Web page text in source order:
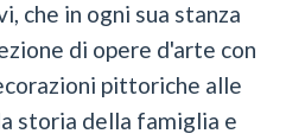
che in ogni sua stanza
di opere d'arte con
pittoriche alle
storia della famiglia e